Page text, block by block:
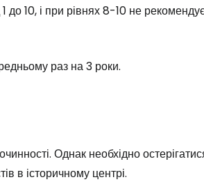
до 10, і при рівнях 8-10 не
раз на 3 роки.
Однак необхідно
в історичному центрі.